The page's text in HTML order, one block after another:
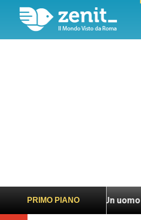
PRIMO PIANO
Francesco. Un uomo di